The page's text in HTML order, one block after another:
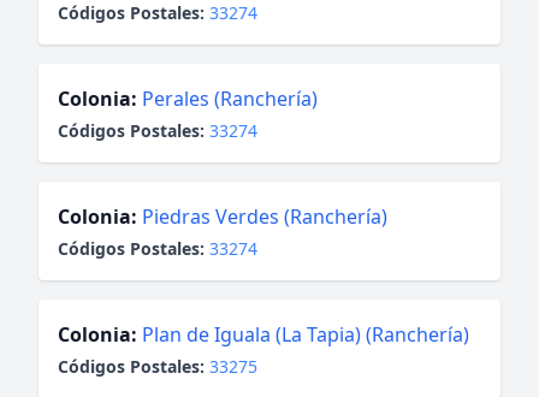
Códigos Postales: 33274
Colonia: Perales (Ranchería)
Códigos Postales: 33274
Colonia: Piedras Verdes (Ranchería)
Códigos Postales: 33274
Colonia: Plan de Iguala (La Tapia) (Ranchería)
Códigos Postales: 33275